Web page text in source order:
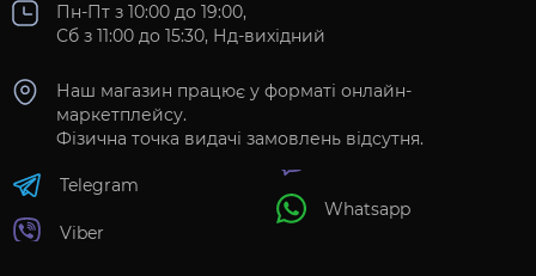
Пн-Пт з 10:00 до 19:00,
Сб з 11:00 до 15:30, Нд-вихідний
Наш магазин працює у форматі онлайн-
маркетплейсу.
Фізична точка видачі замовлень відсутня.
Telegram
Viber
Whatsapp